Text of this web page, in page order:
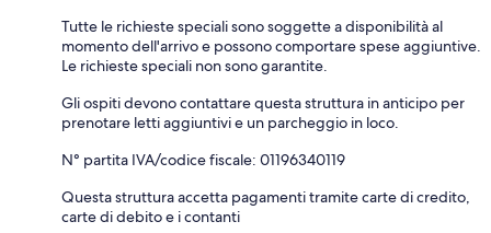
Tutte le richieste speciali sono soggette a disponibilità al
momento dell'arrivo e possono comportare spese aggiuntive.
Le richieste speciali non sono garantite.
Gli ospiti devono contattare questa struttura in anticipo per
prenotare letti aggiuntivi e un parcheggio in loco.
N° partita IVA/codice fiscale: 01196340119
Questa struttura accetta pagamenti tramite carte di credito,
carte di debito e i contanti